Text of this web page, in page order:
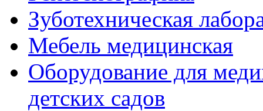
Зуботехническая
Мебель медицинская
Оборудование для
детских садов